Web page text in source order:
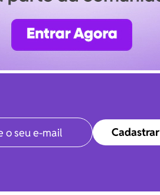
Cadastrar